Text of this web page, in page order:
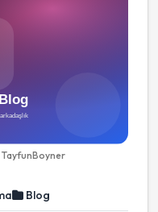
TayfunBoyner
Blog